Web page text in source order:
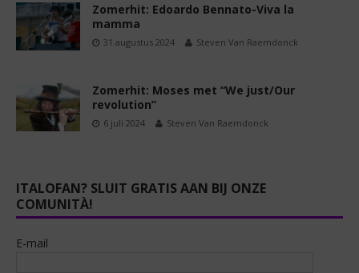
Zomerhit: Edoardo Bennato-Viva la
mamma
31 augustus 2024 Steven Van Raemdonck
Zomerhit: Moses met “We just/Our
revolution”
6 juli 2024 Steven Van Raemdonck
ITALOFAN? SLUIT GRATIS AAN BIJ ONZE
COMUNITÀ!
E-mail